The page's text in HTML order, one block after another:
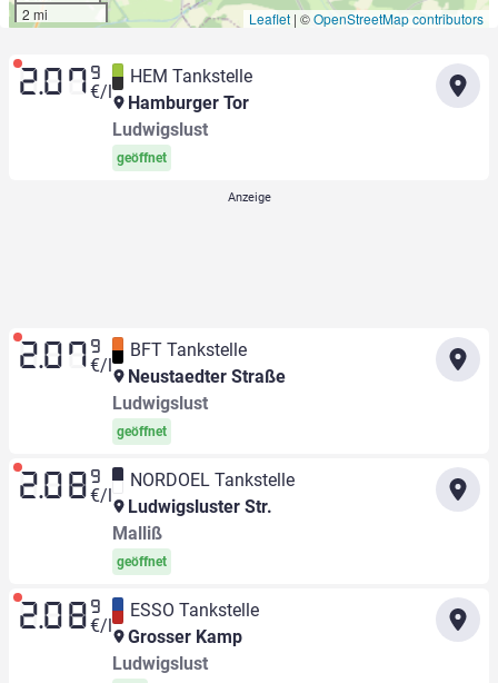
2 mi
Leaflet | ©OpenStreetMap contributors
2.07 9
€/l
HEM Tankstelle
Hamburger Tor
Ludwigslust
geöffnet
2.07 9
€/l
BFT Tankstelle
Neustaedter Straße
Ludwigslust
geöffnet
2.08 9
€/l
NORDOEL Tankstelle
Ludwigsluster Str.
Malliß
geöffnet
2.08 9
€/l
ESSO Tankstelle
Grosser Kamp
Ludwigslust